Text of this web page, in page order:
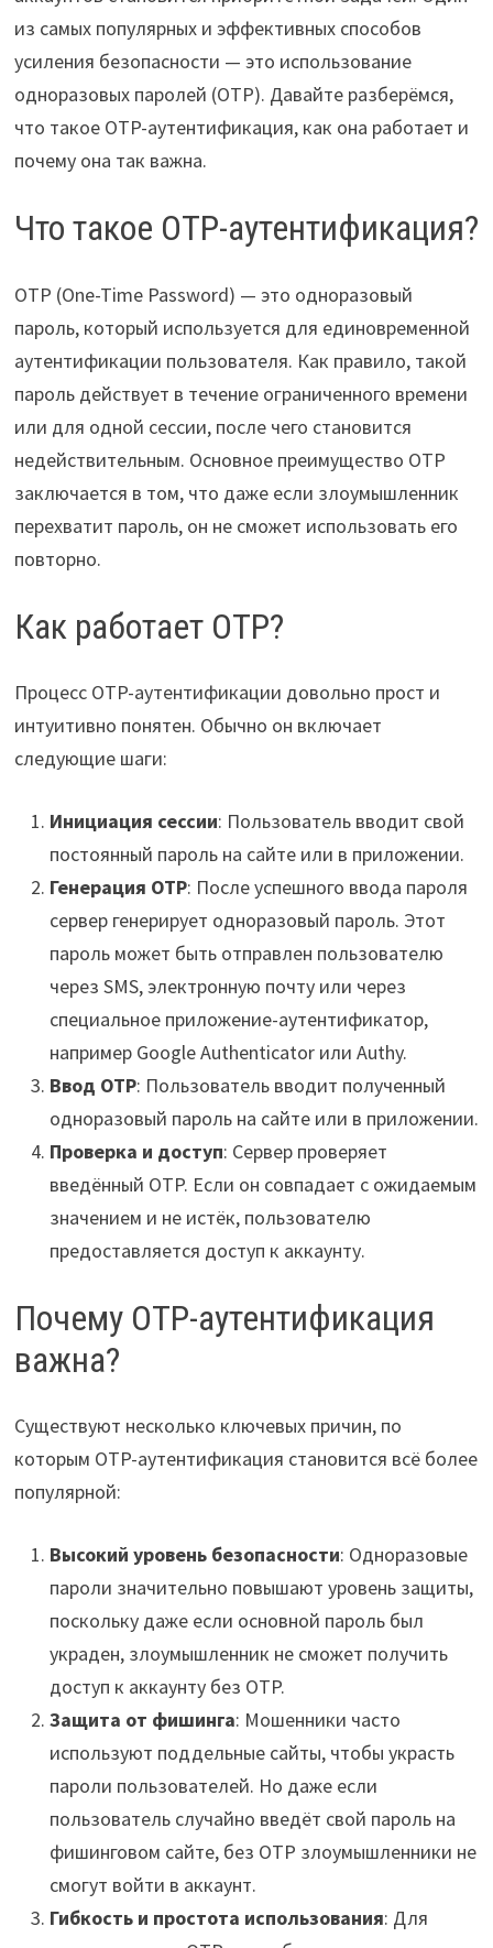
из самых популярных и эффективных способов
усиления безопасности — это использование
одноразовых паролей (OTP). Давайте разберёмся,
что такое OTP-аутентификация, как она работает и
почему она так важна.
Что такое OTP-аутентификация?
OTP (One-Time Password) — это одноразовый
пароль, который используется для единовременной
аутентификации пользователя. Как правило, такой
пароль действует в течение ограниченного времени
или для одной сессии, после чего становится
недействительным. Основное преимущество OTP
заключается в том, что даже если злоумышленник
перехватит пароль, он не сможет использовать его
повторно.
Как работает OTP?
Процесс OTP-аутентификации довольно прост и
интуитивно понятен. Обычно он включает
следующие шаги:
Инициация сессии: Пользователь вводит свой
постоянный пароль на сайте или в приложении.
Генерация OTP: После успешного ввода пароля
сервер генерирует одноразовый пароль. Этот
пароль может быть отправлен пользователю
через SMS, электронную почту или через
специальное приложение-аутентификатор,
например Google Authenticator или Authy.
Ввод OTP: Пользователь вводит полученный
одноразовый пароль на сайте или в приложении.
Проверка и доступ: Сервер проверяет
введённый OTP. Если он совпадает с ожидаемым
значением и не истёк, пользователю
предоставляется доступ к аккаунту.
Почему OTP-аутентификация
важна?
Существуют несколько ключевых причин, по
которым OTP-аутентификация становится всё более
популярной:
Высокий уровень безопасности: Одноразовые
пароли значительно повышают уровень защиты,
поскольку даже если основной пароль был
украден, злоумышленник не сможет получить
доступ к аккаунту без OTP.
Защита от фишинга: Мошенники часто
используют поддельные сайты, чтобы украсть
пароли пользователей. Но даже если
пользователь случайно введёт свой пароль на
фишинговом сайте, без OTP злоумышленники не
смогут войти в аккаунт.
Гибкость и простота использования: Для